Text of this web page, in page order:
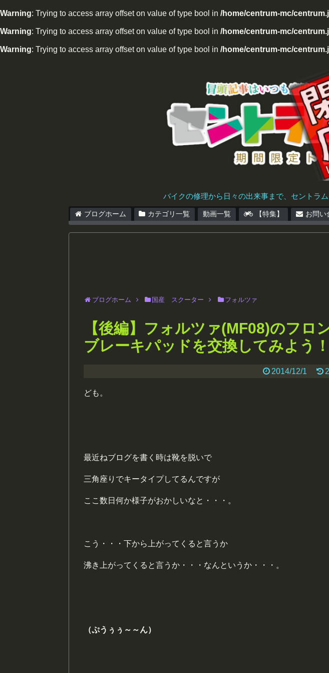
Warning: Trying to access array offset on value of type bool in /home/centrum-mc/
Warning: Trying to access array offset on value of type bool in /home/centrum-mc/
Warning: Trying to access array offset on value of type bool in /home/centrum-mc/
バイクの修理から日々の出来事まで、セントラ
ブログホーム カテゴリ一覧 動画一覧 【特集】 お問い
ブログホーム 国産 スクーター フォルツァ
【後編】フォルツァ(MF08)のフロ
ブレーキパッドを交換してみよう！
2014/12/1
ども。
最近ねブログを書く時は靴を脱いで
三角座りでキータイプしてるんですが
ここ数日何か様子がおかしいなと・・・。
こう・・・下から上がってくると言うか
沸き上がってくると言うか・・・なんというか・・・。
（ぷうぅぅ～～ん）